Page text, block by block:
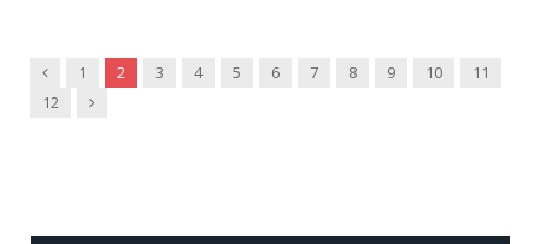
Предыдущие
1 2 3 4 5 6 7 8 9 10
11
12
Далее